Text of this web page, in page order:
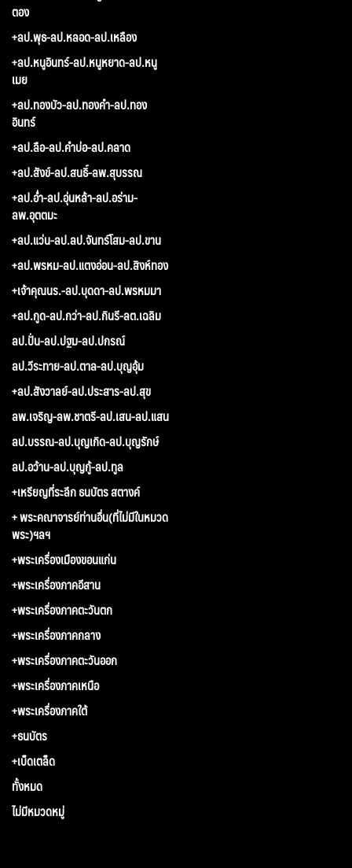
ตอง
+ลป.พุธ-ลป.หลอด-ลป.เหลือง
+ลป.หนูอินทร์-ลป.หนูหยาด-ลป.หนู
เมย
+ลป.ทองบัว-ลป.ทองคำ-ลป.ทอง
อินทร์
+ลป.ลือ-ลป.คำบ่อ-ลป.คลาด
+ลป.สังข์-ลป.สนธิ์-ลพ.สุบรรณ
+ลป.อ่ำ-ลป.อุ่นหล้า-ลป.อร่าม-
ลพ.อุตตมะ
+ลป.แว่น-ลป.ลป.จันทร์โสม-ลป.ขาน
+ลป.พรหม-ลป.แตงอ่อน-ลป.สิงห์ทอง
+เจ้าคุณนร.-ลป.บุดดา-ลป.พรหมมา
+ลป.กูด-ลป.กว่า-ลป.กินรี-ลต.เฉลิม
ลป.ปั่น-ลป.ปฐม-ลป.ปกรณ์
ลป.วีระทาย-ลป.ตาล-ลป.บุญอุ้ม
+ลป.สังวาลย์-ลป.ประสาร-ลป.สุข
ลพ.เจริญ-ลพ.ชาตรี-ลป.เสน-ลป.แสน
ลป.บรรณ-ลป.บุญเกิด-ลป.บุญรักษ์
ลป.อว้าน-ลป.บุญกู้-ลป.ทูล
+เหรียญที่ระลึก ธนบัตร สตางค์
+ พระคณาจารย์ท่านอื่น(ที่ไม่มีในหมวด
พระ)ฯลฯ
+พระเครื่องเมืองขอนแก่น
+พระเครื่องภาคอีสาน
+พระเครื่องภาคตะวันตก
+พระเครื่องภาคกลาง
+พระเครื่องภาคตะวันออก
+พระเครื่องภาคเหนือ
+พระเครื่องภาคใต้
+ธนบัตร
+เบ็ดเตล็ด
ทั้งหมด
ไม่มีหมวดหมู่